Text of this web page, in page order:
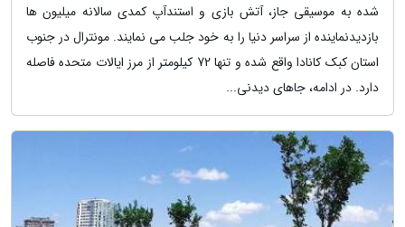
شده به موسیقی جاز، آتش بازی و استندآپ کمدی سالانه میلیون ها
بازدیدنماینده از سراسر دنیا را به خود جلب می نمایند. مونترال در جنوب
استان کبک کانادا واقع شده و تنها 72 کیلومتر از مرز ایالات متحده فاصله
دارد. در ادامه، جاهای دیدنی...